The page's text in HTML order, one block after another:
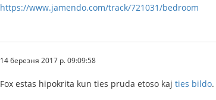
https://www.jamendo.com/track/721031/bedroom
14 березня 2017 р. 09:09:58
Fox estas hipokrita kun ties pruda etoso kaj ties bildo.